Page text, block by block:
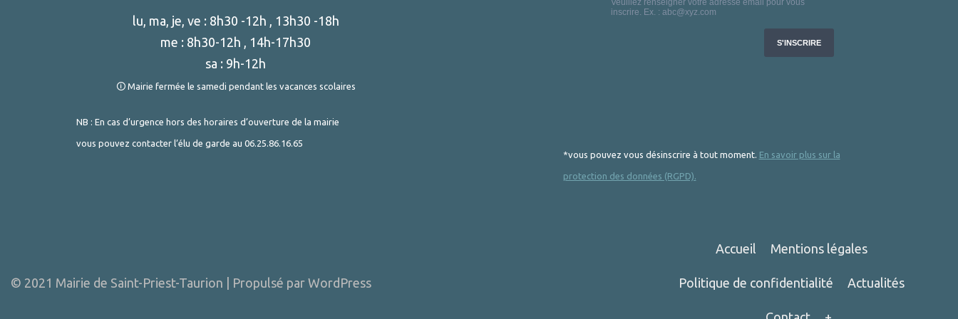
lu, ma, je, ve : 8h30 -12h , 13h30 -18h
me : 8h30-12h , 14h-17h30
sa : 9h-12h
🛈 Mairie fermée le samedi pendant les vacances scolaires
NB : En cas d’urgence hors des horaires d’ouverture de la mairie
vous pouvez contacter l’élu de garde au 06.25.86.16.65
*vous pouvez vous désinscrire à tout moment. En savoir plus sur la
protection des données (RGPD).
© 2021 Mairie de Saint-Priest-Taurion | Propulsé par WordPress
Accueil Mentions légales
Politique de confidentialité Actualités